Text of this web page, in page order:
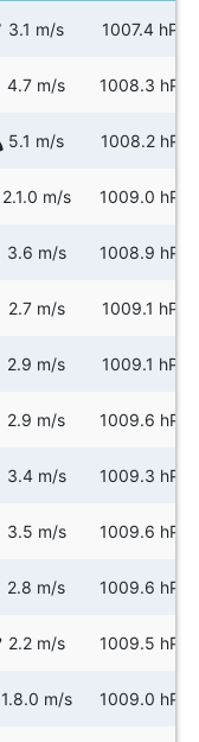
3.1 m/s 1007.4 hPa
4.7 m/s 1008.3 hPa
5.1 m/s 1008.2 hPa
2.1.0 m/s 1009.0 hPa
3.6 m/s 1008.9 hPa
2.7 m/s 1009.1 hPa
2.9 m/s 1009.1 hPa
2.9 m/s 1009.6 hPa
3.4 m/s 1009.3 hPa
3.5 m/s 1009.6 hPa
2.8 m/s 1009.6 hPa
2.2 m/s 1009.5 hPa
1.8.0 m/s 1009.0 hPa